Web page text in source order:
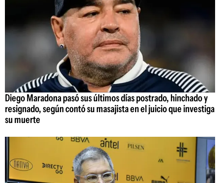
Diego Maradona pasó sus últimos días postrado, hinchado y
resignado, según contó su masajista en el juicio que investiga
su muerte